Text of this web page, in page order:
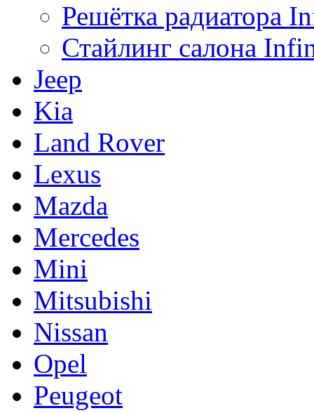
Решётка радиатора
Стайлинг салона
Jeep
Kia
Land Rover
Lexus
Mazda
Mercedes
Mini
Mitsubishi
Nissan
Opel
Peugeot